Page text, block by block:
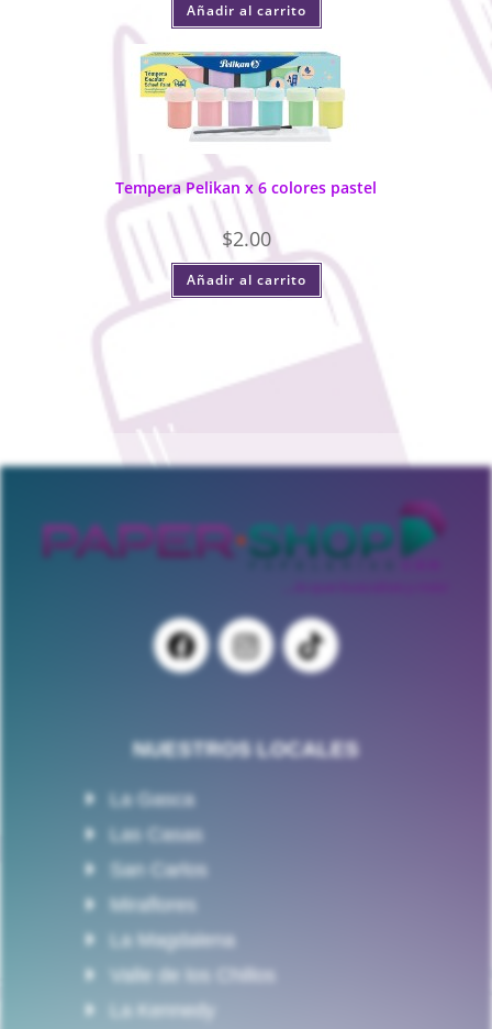
Añadir al carrito
Tempera Pelikan x 6 colores pastel
$2.00
Añadir al carrito
NUESTROS LOCALES
La Gasca
Las Casas
San Carlos
Miraflores
La Magdalena
Valle de los Chillos
La Kennedy